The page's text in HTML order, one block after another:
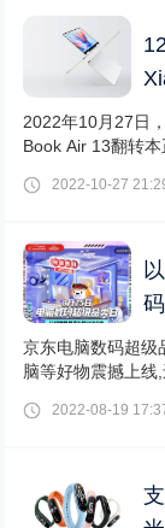
2022年10月27日
Book Air 13翻转
新Air系列新品，
采用翻转设计的笔
2022-10-27
京东电脑数码超级
脑等好物震撼上线
都将限量发放24
钜惠好礼,打开京
2022-08-19